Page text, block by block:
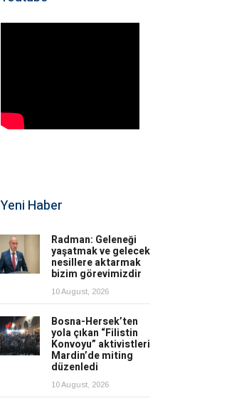
Yeni Haber
Radman: Geleneği
yaşatmak ve gelecek
nesillere aktarmak
bizim görevimizdir
10 August, 2026
Bosna-Hersek’ten
yola çıkan “Filistin
Konvoyu” aktivistleri
Mardin’de miting
düzenledi
10 August, 2026